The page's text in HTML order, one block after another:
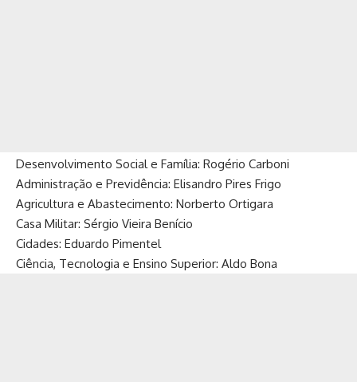
Desenvolvimento Social e Família: Rogério Carboni
Administração e Previdência: Elisandro Pires Frigo
Agricultura e Abastecimento: Norberto Ortigara
Casa Militar: Sérgio Vieira Benício
Cidades: Eduardo Pimentel
Ciência, Tecnologia e Ensino Superior: Aldo Bona